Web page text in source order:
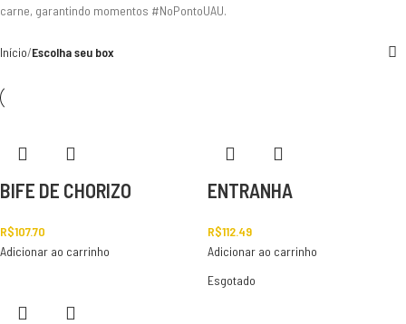
carne, garantindo momentos #NoPontoUAU.
Início Escolha seu box
BIFE DE CHORIZO
R$107.70
Adicionar ao carrinho
ENTRANHA
R$112.49
Adicionar ao carrinho
Esgotado